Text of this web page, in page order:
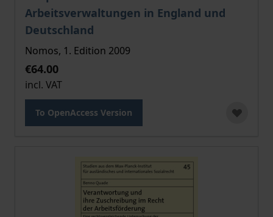
Arbeitsverwaltungen in England und
Deutschland
Nomos, 1. Edition 2009
€64.00
incl. VAT
To OpenAccess Version